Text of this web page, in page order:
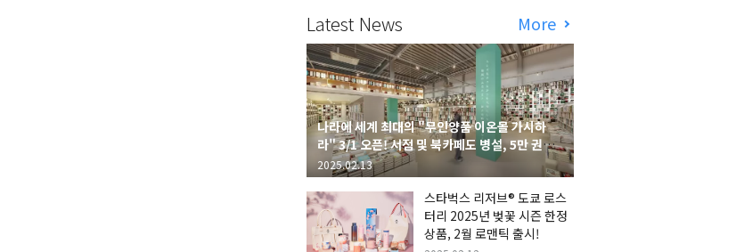
Latest News More
나라에 세계 최대의 "무인양품 이온몰 가시하
라" 3/1 오픈! 서점 및 북카페도 병설, 5만 권의
"가시하라 서점"도 출점
2025.02.13
스타벅스 리저브® 도쿄 로스
터리 2025년 벚꽃 시즌 한정
상품, 2월 로맨틱 출시!